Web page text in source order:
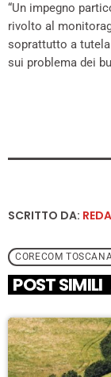
“Un impegno
rivolto al
soprattutto a
sui problema dei
SCRITTO DA:
CORECOM
POST SIMILI